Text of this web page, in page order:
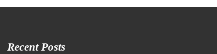
Recent Posts